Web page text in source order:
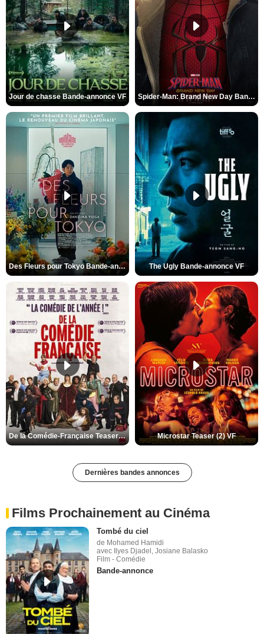
Jour de chasse Bande-annonce VF Spider-Man: Brand New Day Bande-annonce (3) VO STFR
Des Fleurs pour Tokyo Bande-annonce VO STFR The Ugly Bande-annonce VF
De la Comédie-Française Teaser (3) VF Microstar Teaser (2) VF
Dernières bandes annonces
Films Prochainement au Cinéma
Tombé du ciel
de Mohamed Hamidi
avec Ilyes Djadel, Josiane Balasko
Film - Comédie
Bande-annonce